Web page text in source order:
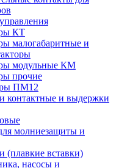
КТ
малогабаритные и
модульные КМ
прочие
ПМ12
контактные и выдержки
молниезащиты и
(плавкие вставки)
насосы и